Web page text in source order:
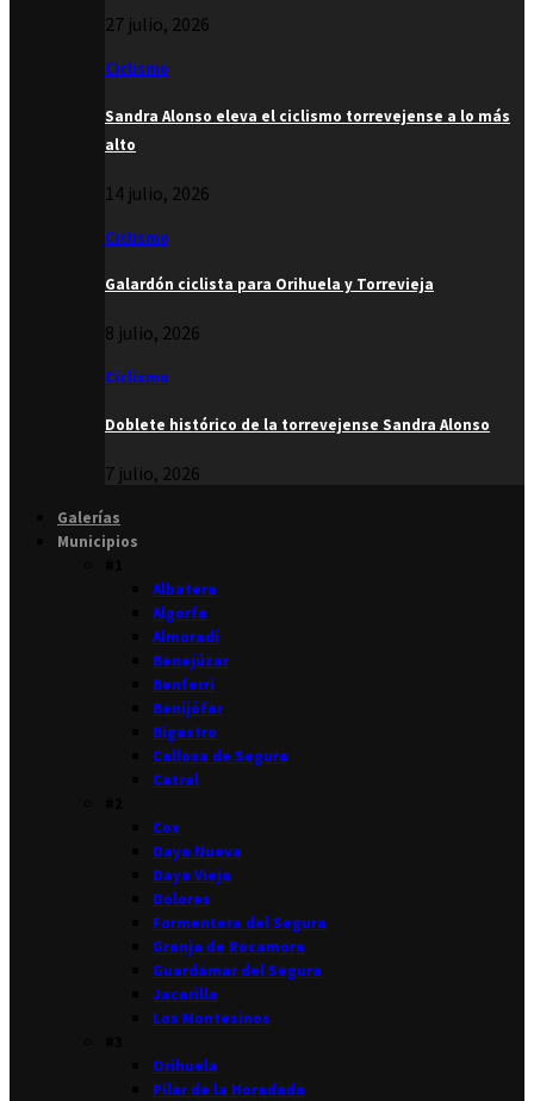
27 julio, 2026
Ciclismo
Sandra Alonso eleva el ciclismo torrevejense a lo más
alto
14 julio, 2026
Ciclismo
Galardón ciclista para Orihuela y Torrevieja
8 julio, 2026
Ciclismo
Doblete histórico de la torrevejense Sandra Alonso
7 julio, 2026
Galerías
Municipios
Albatera
Algorfa
Almoradí
Benejúzar
Benferri
Benijófar
Bigastro
Callosa de Segura
Catral
Cox
Daya Nueva
Daya Vieja
Dolores
Formentera del Segura
Granja de Rocamora
Guardamar del Segura
Jacarilla
Los Montesinos
Orihuela
Pilar de la Horadada